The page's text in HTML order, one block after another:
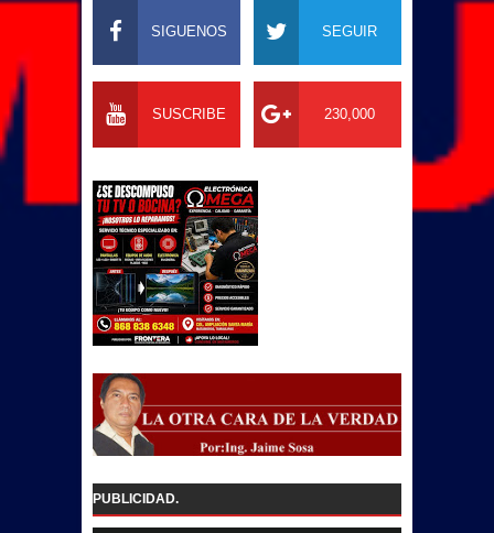
SIGUENOS SEGUIR
SUSCRIBE 230,000
PUBLICIDAD.